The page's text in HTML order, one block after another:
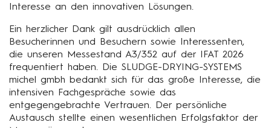
Interesse an den innovativen Lösungen.
Ein herzlicher Dank gilt ausdrücklich allen
Besucherinnen und Besuchern sowie Interessenten,
die unseren Messestand A3/352 auf der IFAT 2026
frequentiert haben. Die SLUDGE-DRYING-SYSTEMS
michel gmbh bedankt sich für das große Interesse, die
intensiven Fachgespräche sowie das
entgegengebrachte Vertrauen. Der persönliche
Austausch stellte einen wesentlichen Erfolgsfaktor der